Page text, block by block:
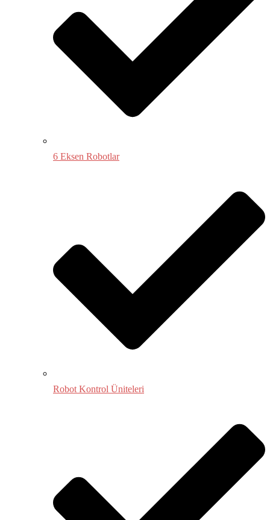
6 Eksen Robotlar
Robot Kontrol Üniteleri